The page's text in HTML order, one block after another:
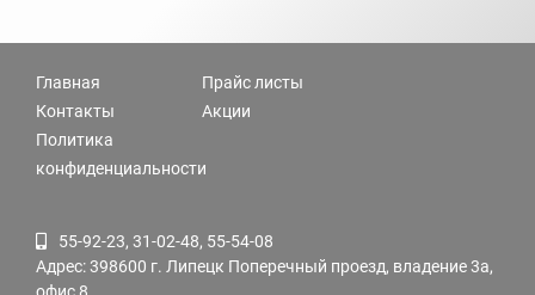
Главная
Контакты
Политика
конфиденциальности
Прайс листы
Акции
55-92-23, 31-02-48, 55-54-08
Адрес: 398600 г. Липецк Поперечный проезд, владение 3а,